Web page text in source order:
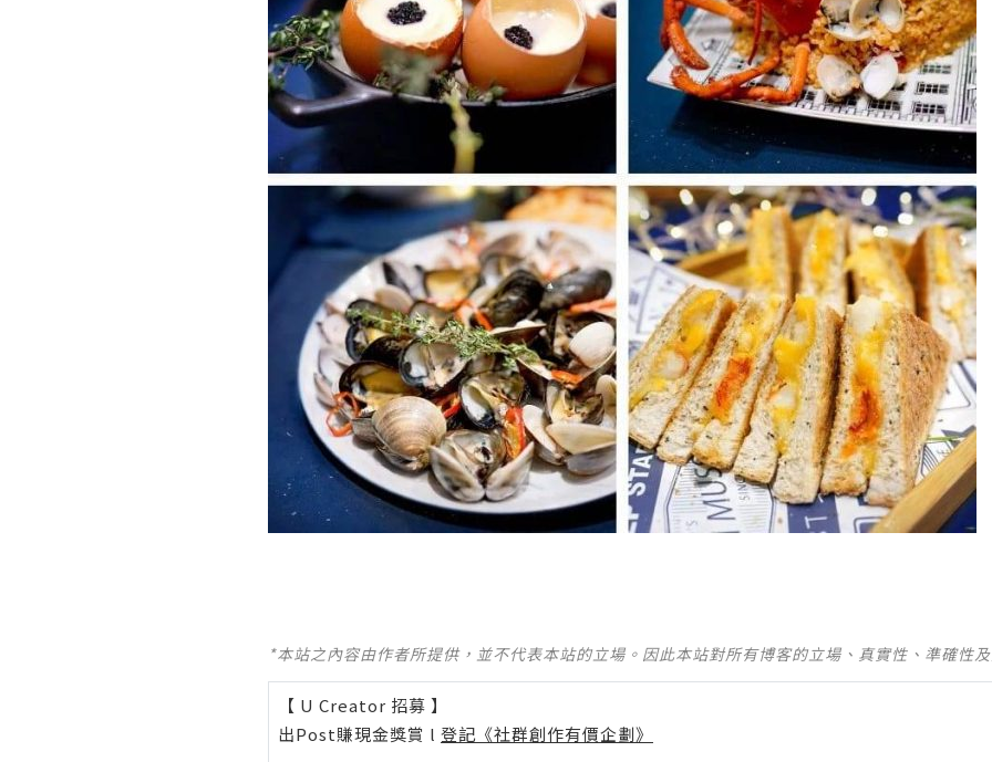
*本站之內容由作者所提供，並不代表本站的立場。因此本站對所有博客的立場、真實性、準確性
【 U Creator 招募 】
出Post賺現金獎賞 l 登記《社群創作有價企劃》